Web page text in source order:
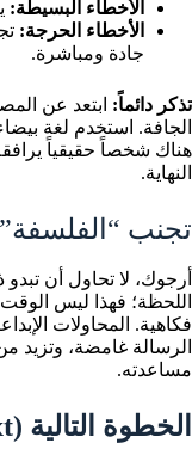
الأخطاء البسيطة:
الأخطاء الحرجة:
جادة ومباشرة.
تذكر دائماً: ابتعد عن
الجافة. استخدم لغة
هناك شخصاً حقيقياً
النهاية.
تجنب
أرجوك، لا تحاول أن
اللحظة؛ فهذا ليس
فكاهية. المحاولات
الرسالة غامضة، وتزيد
مساعدته.
الخطوة التالية (What happens next)